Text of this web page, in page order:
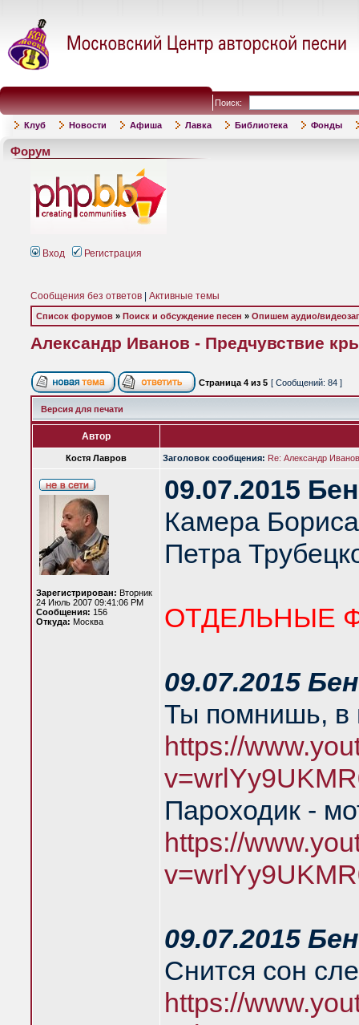
Поиск:
Клуб Новости Афиша Лавка Библиотека Фонды
Форум
Вход Регистрация
Сообщения без ответов Активные темы
Список форумов » Поиск и обсуждение песен » Опишем аудио/
Александр Иванов - Предчувствие
Страница 4 из 5 [ Сообщений: 84 ]
Версия для печати
Автор
Костя Лавров Заголовок сообщения: Re: Александр
Зарегистрирован: Вторник
24 Июль 2007 09:41:06 PM
Сообщения: 156
Откуда: Москва
09.07.2015
Камера
Петра
ОТДЕЛЬНЫЕ
09.07.2015
Ты помнишь, в
https://
Пароходик -
https://
09.07.2015
Снится сон
https://